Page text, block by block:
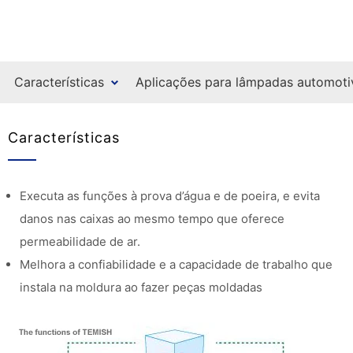
Características Aplicações para lâmpadas
Características
Executa as funções à prova d’água e de poeira, e evita
danos nas caixas ao mesmo tempo que oferece
permeabilidade de ar.
Melhora a confiabilidade e a capacidade de trabalho que
instala na moldura ao fazer peças moldadas